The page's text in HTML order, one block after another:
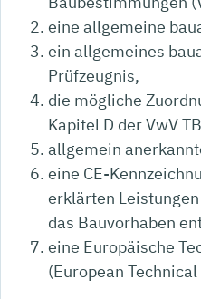
eine allgemeine
ein allgemeines
Prüfzeugnis,
die mögliche
Kapitel D der VwV
allgemein
eine CE-
erklärten
das Bauvorhaben
eine Europäische
(European